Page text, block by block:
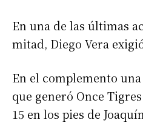
En una de las últimas
mitad, Diego Vera
En el complemento
que generó Once
15 en los pies de